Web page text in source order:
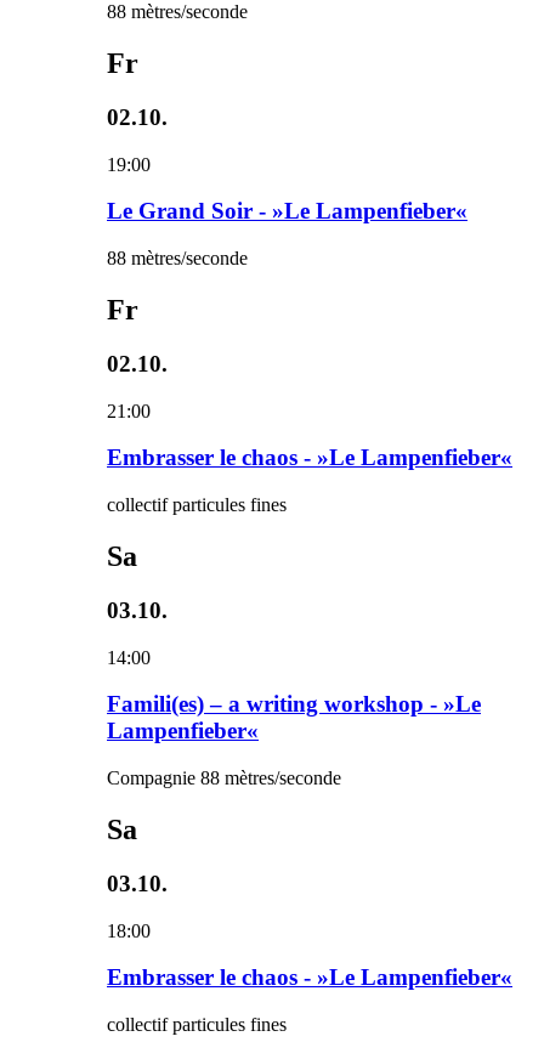
88 mètres/seconde
Fr
02.10.
19:00
Le Grand Soir - »Le Lampenfieber«
88 mètres/seconde
Fr
02.10.
21:00
Embrasser le chaos - »Le Lampenfieber«
collectif particules fines
Sa
03.10.
14:00
Famili(es) – a writing workshop - »Le
Lampenfieber«
Compagnie 88 mètres/seconde
Sa
03.10.
18:00
Embrasser le chaos - »Le Lampenfieber«
collectif particules fines